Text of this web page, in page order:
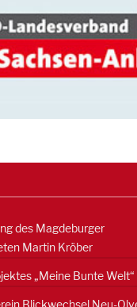
des Magdeburger
Martin Kröber
„Meine Bunte Welt“
Blickwechsel Neu-